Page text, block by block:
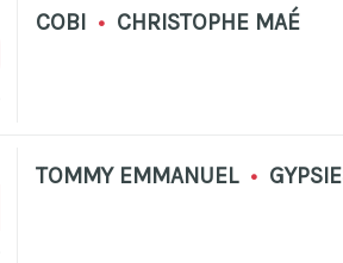
COBI • CHRISTOPHE MAÉ
TOMMY EMMANUEL •